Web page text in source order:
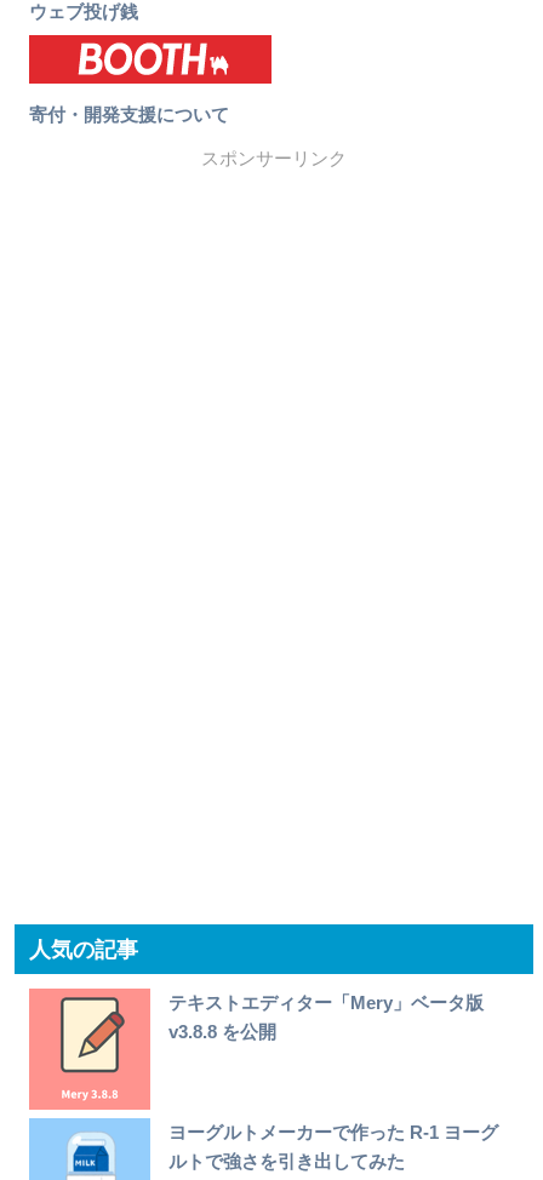
ウェブ投げ銭
寄付・開発支援について
スポンサーリンク
人気の記事
テキストエディター「Mery」ベータ版
v3.8.8 を公開
ヨーグルトメーカーで作った R-1 ヨーグ
ルトで強さを引き出してみた